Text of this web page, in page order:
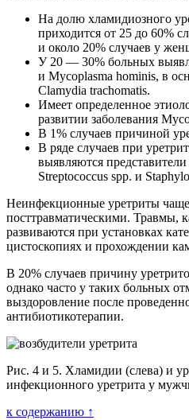
На долю хламидиозного
приходится от 25 до 60%
и около 20% случаев у
У 20 — 30% больных
и Mycoplasma hominis, в
Clamydia trachomatis.
Имеет определенное
развитии заболевания
В 1% случаев причиной
В ряде случаев при
выявляются
Streptococcus spp. и
Неинфекционные уретриты чаще
посттравматическими. Травмы,
развиваются при установках
цистоскопиях и прохождении
В 20% случаев причину
однако часто у таких больных
выздоровление после
антибиотикотерапии.
Рис. 4 и 5. Хламидии (слева) и
инфекционного уретрита у
к содержанию ↑